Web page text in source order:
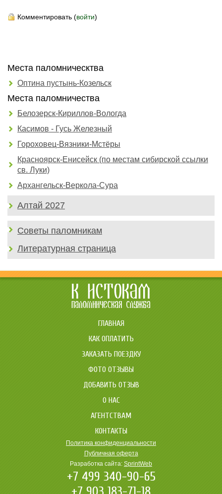
Комментировать (войти)
Места паломническтва
Оптина пустынь-Козельск
Места паломничества
Белозерск-Кириллов-Вологда
Касимов - Гусь Железный
Гороховец-Вязники-Мстёры
Красноярск-Енисейск (по местам сибирской ссылки
св. Луки)
Архангельск-Веркола-Сура
Алтай 2027
Советы паломникам
Литературная страница
ГЛАВНАЯ
КАК ОПЛАТИТЬ
ЗАКАЗАТЬ ПОЕЗДКУ
ФОТО ОТЗЫВЫ
ДОБАВИТЬ ОТЗЫВ
О НАС
АГЕНТСТВАМ
КОНТАКТЫ
Политика конфиденциальности
Публичная оферта
Разработка сайта: SprintWeb
+7 499 340-90-65